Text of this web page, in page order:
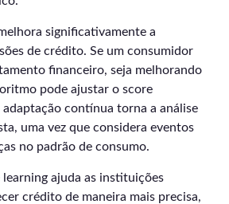
significativamente a
de crédito. Se um consumidor
financeiro, seja melhorando
pode ajustar o score
adaptação contínua torna a análise
uma vez que considera eventos
no padrão de consumo.
ajuda as instituições
crédito de maneira mais precisa,